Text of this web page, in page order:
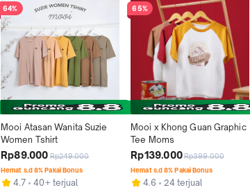
64%
Mooi Atasan Wanita Suzie
Women Tshirt
Rp89.000 Rp249.000
Hemat s.d 8% Pakai Bonus
4.7 40+ terjual
65%
Mooi x Khong Guan Graphic
Tee Moms
Rp139.000Rp399.000
Hemat s.d 8% Pakai Bonus
4.6 24 terjual